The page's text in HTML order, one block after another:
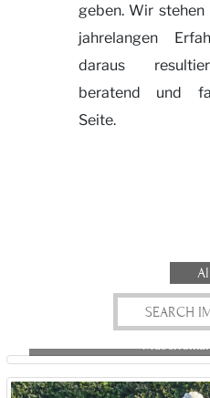
geben. Wir
jahrelangen
daraus
beratend und
Seite.